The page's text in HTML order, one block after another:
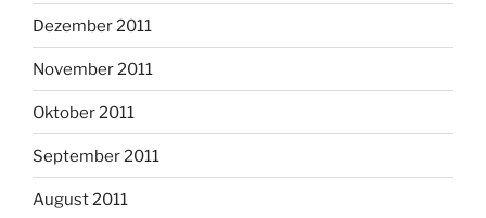
Dezember 2011
November 2011
Oktober 2011
September 2011
August 2011